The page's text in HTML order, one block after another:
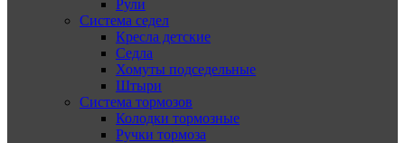
Рули
Система седел
Кресла детские
Седла
Хомуты подседельные
Штыри
Система тормозов
Колодки тормозные
Ручки тормоза